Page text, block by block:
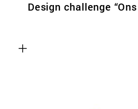
Design challenge